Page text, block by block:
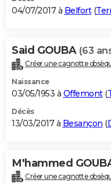
04/07/2017 à Belfort(
Said GOUBA (63
Créer une cagnotte
Naissance
03/05/1953 à Offemont(
Décès
13/03/2017 à Besançon (
M'hammed
Créer une cagnotte